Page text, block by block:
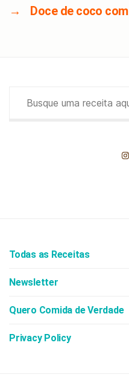
→
Doce de coco
Todas as Receitas
Newsletter
Quero Comida de Verdade
Privacy Policy